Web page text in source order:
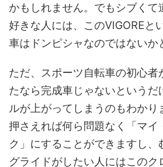
かもしれません。でもシブくて
好きな人には、このVIGOREと
車はドンピシャなのではないか
ただ、スポーツ自転車の初心者
たなら完成車じゃないというだ
ルが上がってしまうのもわかり
押さえれば何ら問題なく「マイ
ク」にすることができますし、
グライドがしたい人にはこのク